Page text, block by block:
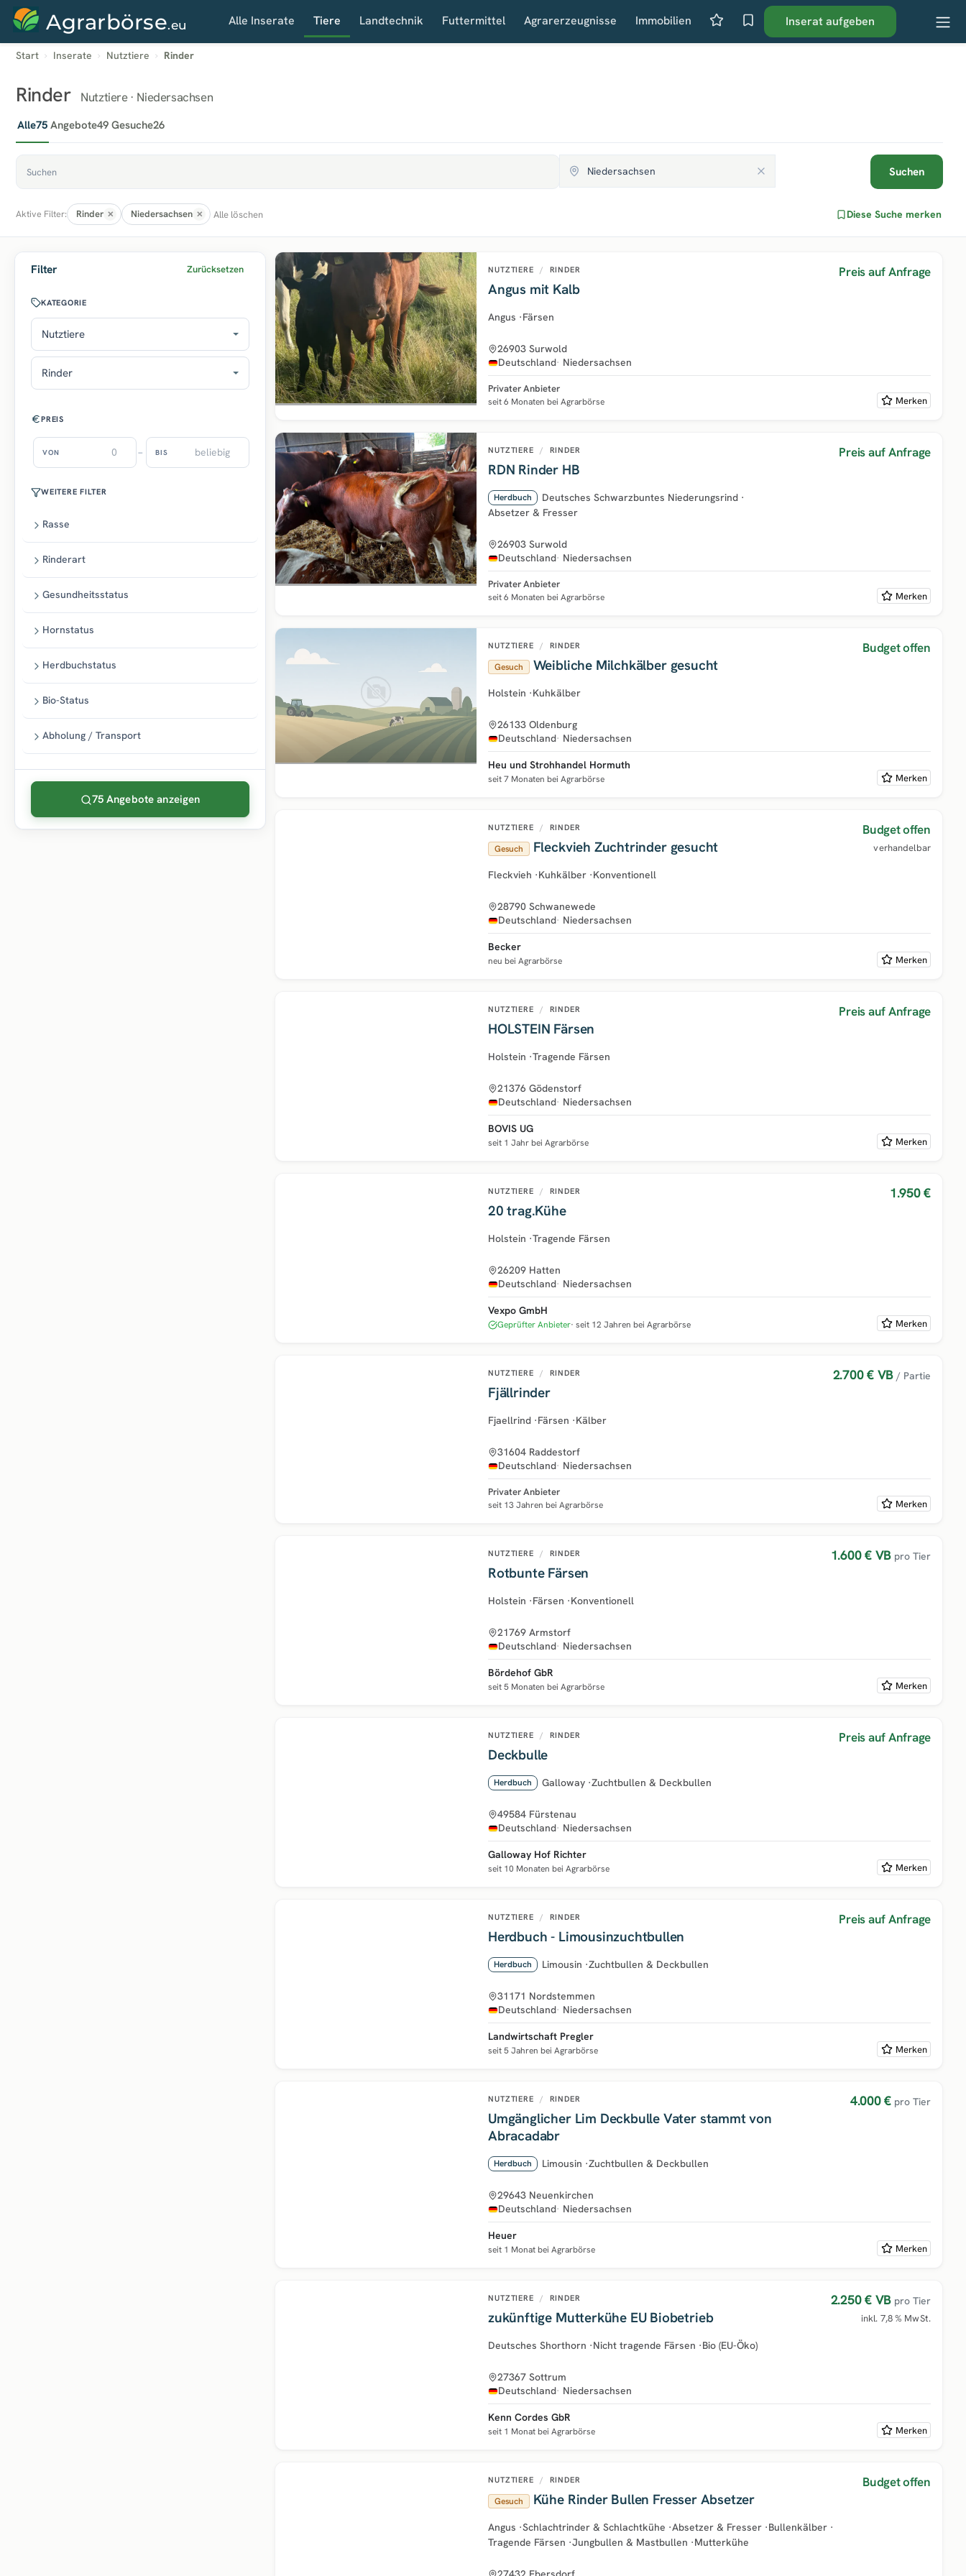
Agrarbörse.eu Alle Inserate Tiere Landtechnik Futtermittel Agrarerzeugnisse Immobilien Inserat aufgeben
Start Inserate Nutztiere Rinder
Rinder Nutztiere · Niedersachsen
Alle75 Angebote49 Gesuche26
Suchen
Aktive Filter: Rinder Niedersachsen Alle löschen Diese Suche merken
Filter Zurücksetzen
KATEGORIE
Nutztiere
Rinder
PREIS
VON – BIS
WEITERE FILTER
Rasse
Rinderart
Gesundheitsstatus
Hornstatus
Herdbuchstatus
Bio-Status
Abholung / Transport
75 Angebote anzeigen
NUTZTIERE / RINDER
Angus mit Kalb
Preis auf Anfrage
Angus ·Färsen
26903 Surwold
Deutschland Niedersachsen
Privater Anbieter
seit 6 Monaten bei Agrarbörse Merken
NUTZTIERE / RINDER
RDN Rinder HB
Preis auf Anfrage
Herdbuch Deutsches Schwarzbuntes Niederungsrind ·
Absetzer & Fresser
26903 Surwold
Deutschland Niedersachsen
Privater Anbieter
seit 6 Monaten bei Agrarbörse Merken
NUTZTIERE / RINDER
Gesuch Weibliche Milchkälber gesucht
Budget offen
Holstein ·Kuhkälber
26133 Oldenburg
Deutschland Niedersachsen
Heu und Strohhandel Hormuth
seit 7 Monaten bei Agrarbörse Merken
NUTZTIERE / RINDER
Gesuch Fleckvieh Zuchtrinder gesucht
Budget offen
verhandelbar
Fleckvieh ·Kuhkälber ·Konventionell
28790 Schwanewede
Deutschland Niedersachsen
Becker
neu bei Agrarbörse Merken
NUTZTIERE / RINDER
HOLSTEIN Färsen
Preis auf Anfrage
Holstein ·Tragende Färsen
21376 Gödenstorf
Deutschland Niedersachsen
BOVIS UG
seit 1 Jahr bei Agrarbörse Merken
NUTZTIERE / RINDER
20 trag.Kühe
1.950 €
Holstein ·Tragende Färsen
26209 Hatten
Deutschland Niedersachsen
Vexpo GmbH
Geprüfter Anbieter seit 12 Jahren bei Agrarbörse Merken
NUTZTIERE / RINDER
Fjällrinder
2.700 € VB / Partie
Fjaellrind ·Färsen ·Kälber
31604 Raddestorf
Deutschland Niedersachsen
Privater Anbieter
seit 13 Jahren bei Agrarbörse Merken
NUTZTIERE / RINDER
Rotbunte Färsen
1.600 € VB pro Tier
Holstein ·Färsen ·Konventionell
21769 Armstorf
Deutschland Niedersachsen
Bördehof GbR
seit 5 Monaten bei Agrarbörse Merken
NUTZTIERE / RINDER
Deckbulle
Preis auf Anfrage
Herdbuch Galloway ·Zuchtbullen & Deckbullen
49584 Fürstenau
Deutschland Niedersachsen
Galloway Hof Richter
seit 10 Monaten bei Agrarbörse Merken
NUTZTIERE / RINDER
Herdbuch - Limousinzuchtbullen
Preis auf Anfrage
Herdbuch Limousin ·Zuchtbullen & Deckbullen
31171 Nordstemmen
Deutschland Niedersachsen
Landwirtschaft Pregler
seit 5 Jahren bei Agrarbörse Merken
NUTZTIERE / RINDER
Umgänglicher Lim Deckbulle Vater stammt von
Abracadabr
4.000 € pro Tier
Herdbuch Limousin ·Zuchtbullen & Deckbullen
29643 Neuenkirchen
Deutschland Niedersachsen
Heuer
seit 1 Monat bei Agrarbörse Merken
NUTZTIERE / RINDER
zukünftige Mutterkühe EU Biobetrieb
2.250 € VB pro Tier
inkl. 7,8 % MwSt.
Deutsches Shorthorn ·Nicht tragende Färsen ·Bio (EU-Öko)
27367 Sottrum
Deutschland Niedersachsen
Kenn Cordes GbR
seit 1 Monat bei Agrarbörse Merken
NUTZTIERE / RINDER
Gesuch Kühe Rinder Bullen Fresser Absetzer
Budget offen
Angus ·Schlachtrinder & Schlachtkühe ·Absetzer & Fresser ·Bullenkälber ·
Tragende Färsen ·Jungbullen & Mastbullen ·Mutterkühe